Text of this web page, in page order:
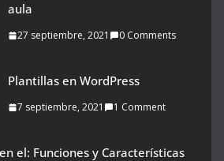
aula
27 septiembre, 2021 0 Comments
Plantillas en WordPress
7 septiembre, 2021 1 Comment
el: Funciones y Características